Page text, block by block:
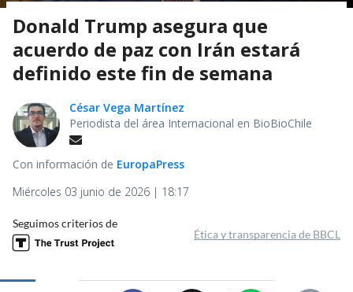
Donald Trump asegura que
acuerdo de paz con Irán estará
definido este fin de semana
César Vega Martínez
Periodista del área Internacional en BioBioChile
Con información de EuropaPress
Miércoles 03 junio de 2026 | 18:17
Seguimos criterios de
Ética y transparencia de BBCL